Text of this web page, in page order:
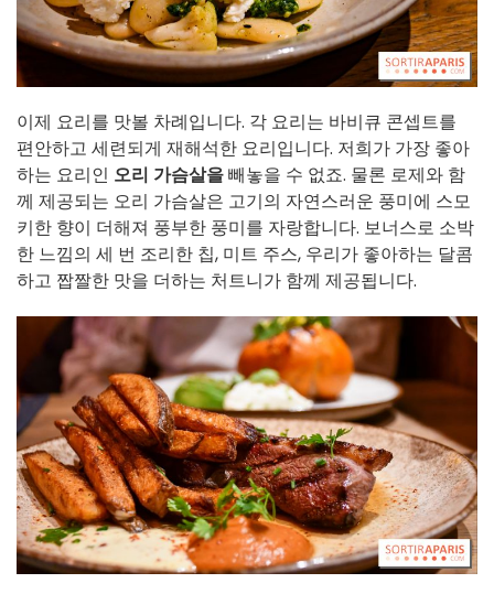
이제 요리를 맛볼 차례입니다. 각 요리는 바비큐 콘셉트를
편안하고 세련되게 재해석한 요리입니다. 저희가 가장 좋아
하는 요리인 오리 가슴살을빼놓을 수 없죠. 물론 로제와 함
께 제공되는 오리 가슴살은 고기의 자연스러운 풍미에 스모
키한 향이 더해져 풍부한 풍미를 자랑합니다. 보너스로 소박
한 느낌의 세 번 조리한 칩, 미트 주스, 우리가 좋아하는 달콤
하고 짭짤한 맛을 더하는 처트니가 함께 제공됩니다.